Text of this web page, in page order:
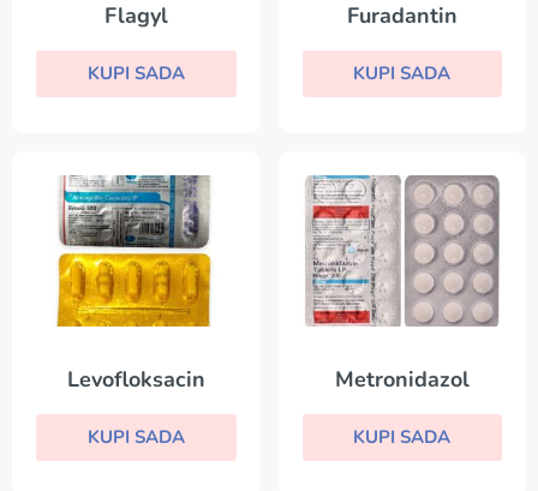
Flagyl
KUPI SADA
Furadantin
KUPI SADA
Levofloksacin
KUPI SADA
Metronidazol
KUPI SADA